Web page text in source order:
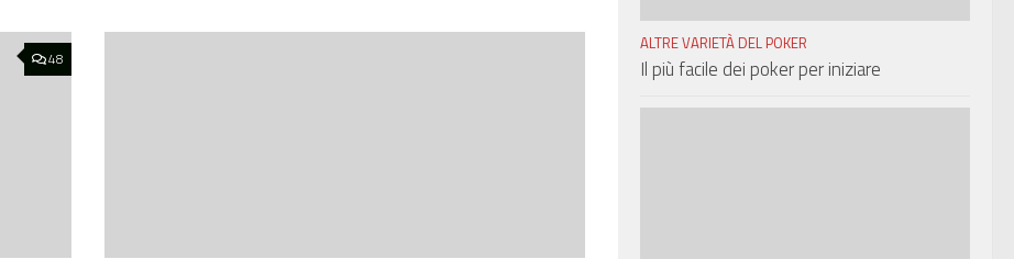
48
ALTRE VARIETÀ DEL POKER
Il più facile dei poker per iniziare